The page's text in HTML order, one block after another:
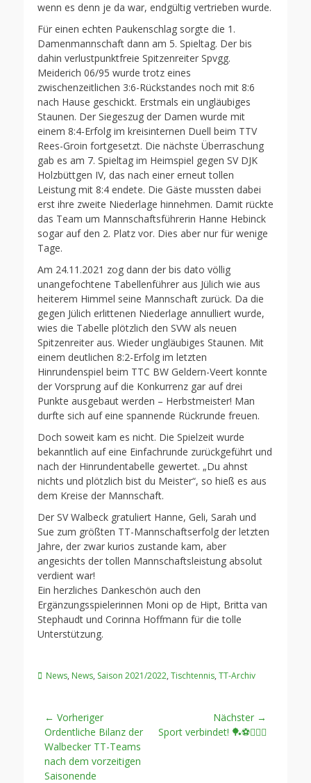
wenn es denn je da war, endgültig vertrieben wurde.
Für einen echten Paukenschlag sorgte die 1.
Damenmannschaft dann am 5. Spieltag. Der bis
dahin verlustpunktfreie Spitzenreiter Spvgg.
Meiderich 06/95 wurde trotz eines
zwischenzeitlichen 3:6-Rückstandes noch mit 8:6
nach Hause geschickt. Erstmals ein ungläubiges
Staunen. Der Siegeszug der Damen wurde mit
einem 8:4-Erfolg im kreisinternen Duell beim TTV
Rees-Groin fortgesetzt. Die nächste Überraschung
gab es am 7. Spieltag im Heimspiel gegen SV DJK
Holzbüttgen IV, das nach einer erneut tollen
Leistung mit 8:4 endete. Die Gäste mussten dabei
erst ihre zweite Niederlage hinnehmen. Damit rückte
das Team um Mannschaftsführerin Hanne Hebinck
sogar auf den 2. Platz vor. Dies aber nur für wenige
Tage.
Am 24.11.2021 zog dann der bis dato völlig
unangefochtene Tabellenführer aus Jülich wie aus
heiterem Himmel seine Mannschaft zurück. Da die
gegen Jülich erlittenen Niederlage annulliert wurde,
wies die Tabelle plötzlich den SVW als neuen
Spitzenreiter aus. Wieder ungläubiges Staunen. Mit
einem deutlichen 8:2-Erfolg im letzten
Hinrundenspiel beim TTC BW Geldern-Veert konnte
der Vorsprung auf die Konkurrenz gar auf drei
Punkte ausgebaut werden – Herbstmeister! Man
durfte sich auf eine spannende Rückrunde freuen.
Doch soweit kam es nicht. Die Spielzeit wurde
bekanntlich auf eine Einfachrunde zurückgeführt und
nach der Hinrundentabelle gewertet. „Du ahnst
nichts und plötzlich bist du Meister“, so hieß es aus
dem Kreise der Mannschaft.
Der SV Walbeck gratuliert Hanne, Geli, Sarah und
Sue zum größten TT-Mannschaftserfolg der letzten
Jahre, der zwar kurios zustande kam, aber
angesichts der tollen Mannschaftsleistung absolut
verdient war!
Ein herzliches Dankeschön auch den
Ergänzungsspielerinnen Moni op de Hipt, Britta van
Stephaudt und Corinna Hoffmann für die tolle
Unterstützung.
Kategorien
News, News, Saison 2021/2022, Tischtennis, TT-Archiv
Beitragsnavigation
← Vorheriger
Vorheriger
Beitrag:
Ordentliche Bilanz der
Walbecker TT-Teams
nach dem vorzeitigen
Saisonende
Nächster →
Nächster
Sport verbindet! 🏓⚽️🏃🏼‍♀️